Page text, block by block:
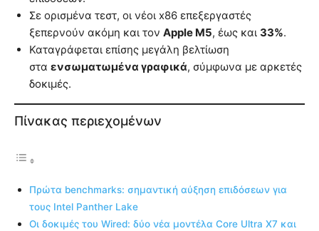
Σε ορισμένα τεστ, οι νέοι x86 επεξεργαστές
ξεπερνούν ακόμη και τον Apple M5, έως και 33%.
Καταγράφεται επίσης μεγάλη βελτίωση
στα ενσωματωμένα γραφικά, σύμφωνα με αρκετές
δοκιμές.
Πίνακας περιεχομένων
Πρώτα benchmarks: σημαντική αύξηση επιδόσεων για
τους Intel Panther Lake
Οι δοκιμές του Wired: δύο νέα μοντέλα Core Ultra X7 και